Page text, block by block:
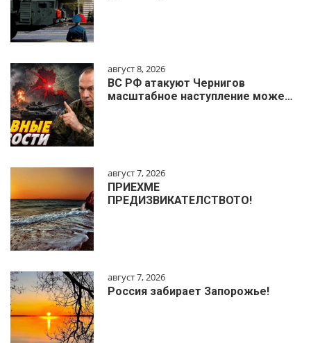
август 8, 2026
ВС РФ атакуют Чернигов
масштабное наступление може…
август 7, 2026
ПРИЕХМЕ
ПРЕДИЗВИКАТЕЛСТВОТО!
август 7, 2026
Россия забирает Запорожье!